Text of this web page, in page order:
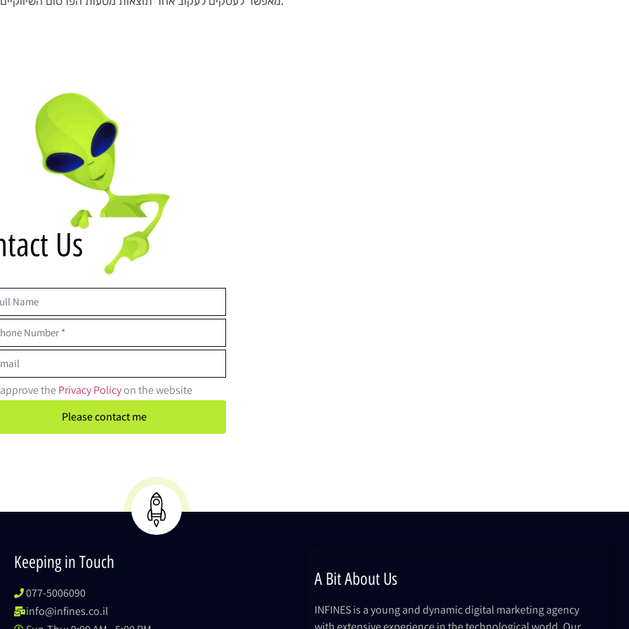
Us
thePrivacy Policyon the website
Please contact me
Keeping in Touch
077-5006090
info@infines.co.il
A Bit About Us
INFINES is a young and dynamic digital marketing agency